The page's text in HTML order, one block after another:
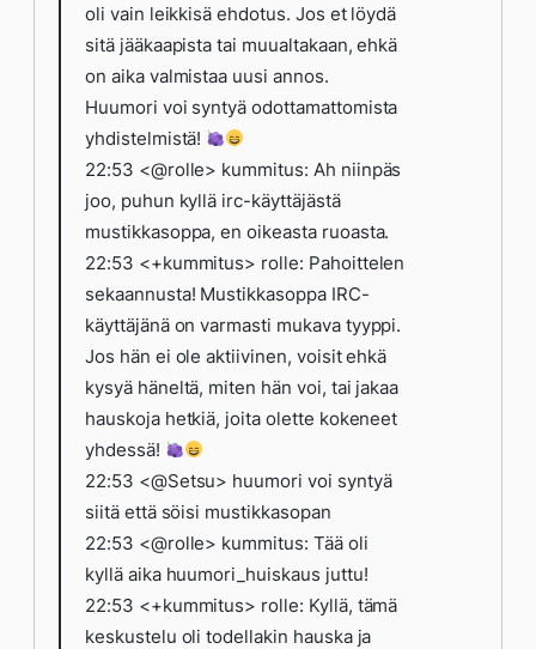
oli vain leikkisä ehdotus. Jos et löydä
sitä jääkaapista tai muualtakaan, ehkä
on aika valmistaa uusi annos.
Huumori voi syntyä odottamattomista
yhdistelmistä!
22:53 <@rolle> kummitus: Ah niinpäs
joo, puhun kyllä irc-käyttäjästä
mustikkasoppa, en oikeasta ruoasta.
22:53 <+kummitus> rolle: Pahoittelen
sekaannusta! Mustikkasoppa IRC-
käyttäjänä on varmasti mukava tyyppi.
Jos hän ei ole aktiivinen, voisit ehkä
kysyä häneltä, miten hän voi, tai jakaa
hauskoja hetkiä, joita olette kokeneet
yhdessä!
22:53 <@Setsu> huumori voi syntyä
siitä että söisi mustikkasopan
22:53 <@rolle> kummitus: Tää oli
kyllä aika huumori_huiskaus juttu!
22:53 <+kummitus> rolle: Kyllä, tämä
keskustelu oli todellakin hauska ja